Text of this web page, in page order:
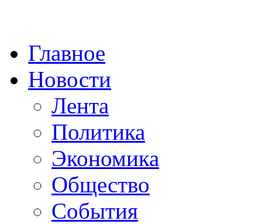
Главное
Новости
Лента
Политика
Экономика
Общество
События